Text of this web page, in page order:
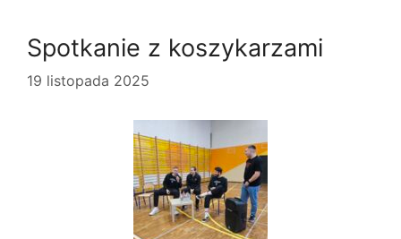
Spotkanie z koszykarzami
19 listopada 2025